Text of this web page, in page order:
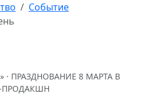
Событие
· ПРАЗДНОВАНИЕ 8 МАРТА В